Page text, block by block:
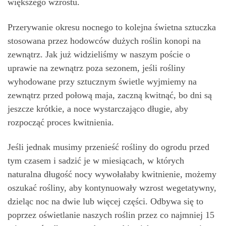
większego wzrostu.
Przerywanie okresu nocnego to kolejna świetna sztuczka
stosowana przez hodowców dużych roślin konopi na
zewnątrz. Jak już widzieliśmy w naszym poście o
uprawie na zewnątrz poza sezonem, jeśli rośliny
wyhodowane przy sztucznym świetle wyjmiemy na
zewnątrz przed połową maja, zaczną kwitnąć, bo dni są
jeszcze krótkie, a noce wystarczająco długie, aby
rozpocząć proces kwitnienia.
Jeśli jednak musimy przenieść rośliny do ogrodu przed
tym czasem i sadzić je w miesiącach, w których
naturalna długość nocy wywołałaby kwitnienie, możemy
oszukać rośliny, aby kontynuowały wzrost wegetatywny,
dzieląc noc na dwie lub więcej części. Odbywa się to
poprzez oświetlanie naszych roślin przez co najmniej 15